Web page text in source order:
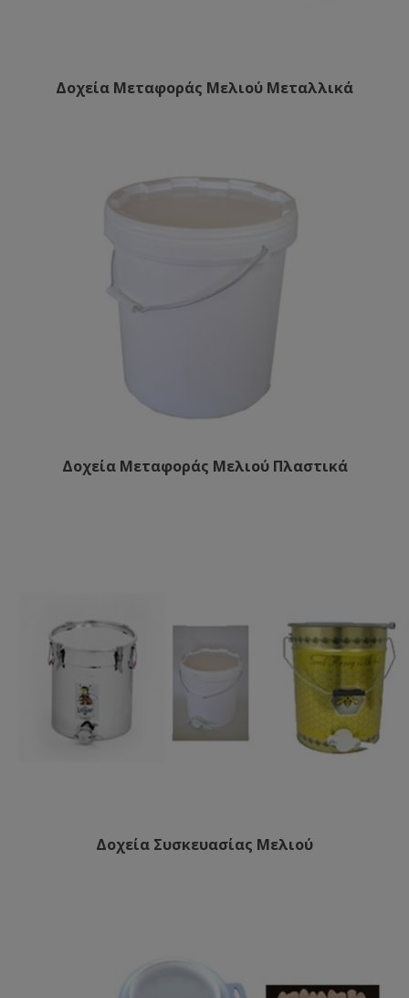
Δοχεία Μεταφοράς Μελιού Μεταλλικά
Δοχεία Μεταφοράς Μελιού Πλαστικά
Δοχεία Συσκευασίας Μελιού